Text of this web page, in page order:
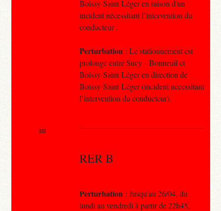
Boissy-Saint-Léger en raison d'un
incident nécessitant l’intervention du
conducteur .
Perturbation : Le stationnement est
prolongé entre Sucy – Bonneuil et
Boissy-Saint-Léger en direction de
Boissy-Saint-Léger (incident nécessitant
l’intervention du conducteur).
RER B
Perturbation : Jusqu'au 26/04, du
lundi au vendredi à partir de 22h45,
au